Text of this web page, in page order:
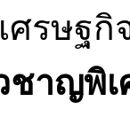
ศรษฐ
ชาญพิ